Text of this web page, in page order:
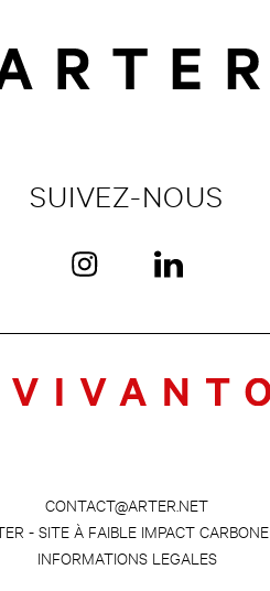
SUIVEZ-NOUS
CONTACT@ARTER.NET
- SITE À FAIBLE IMPACT CARBONE
INFORMATIONS LEGALES